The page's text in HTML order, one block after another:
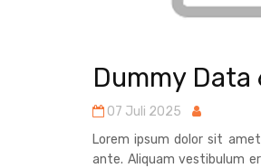
Dummy Data
07 Juli 2025
Lorem ipsum dolor sit
ante. Aliquam vestibulum